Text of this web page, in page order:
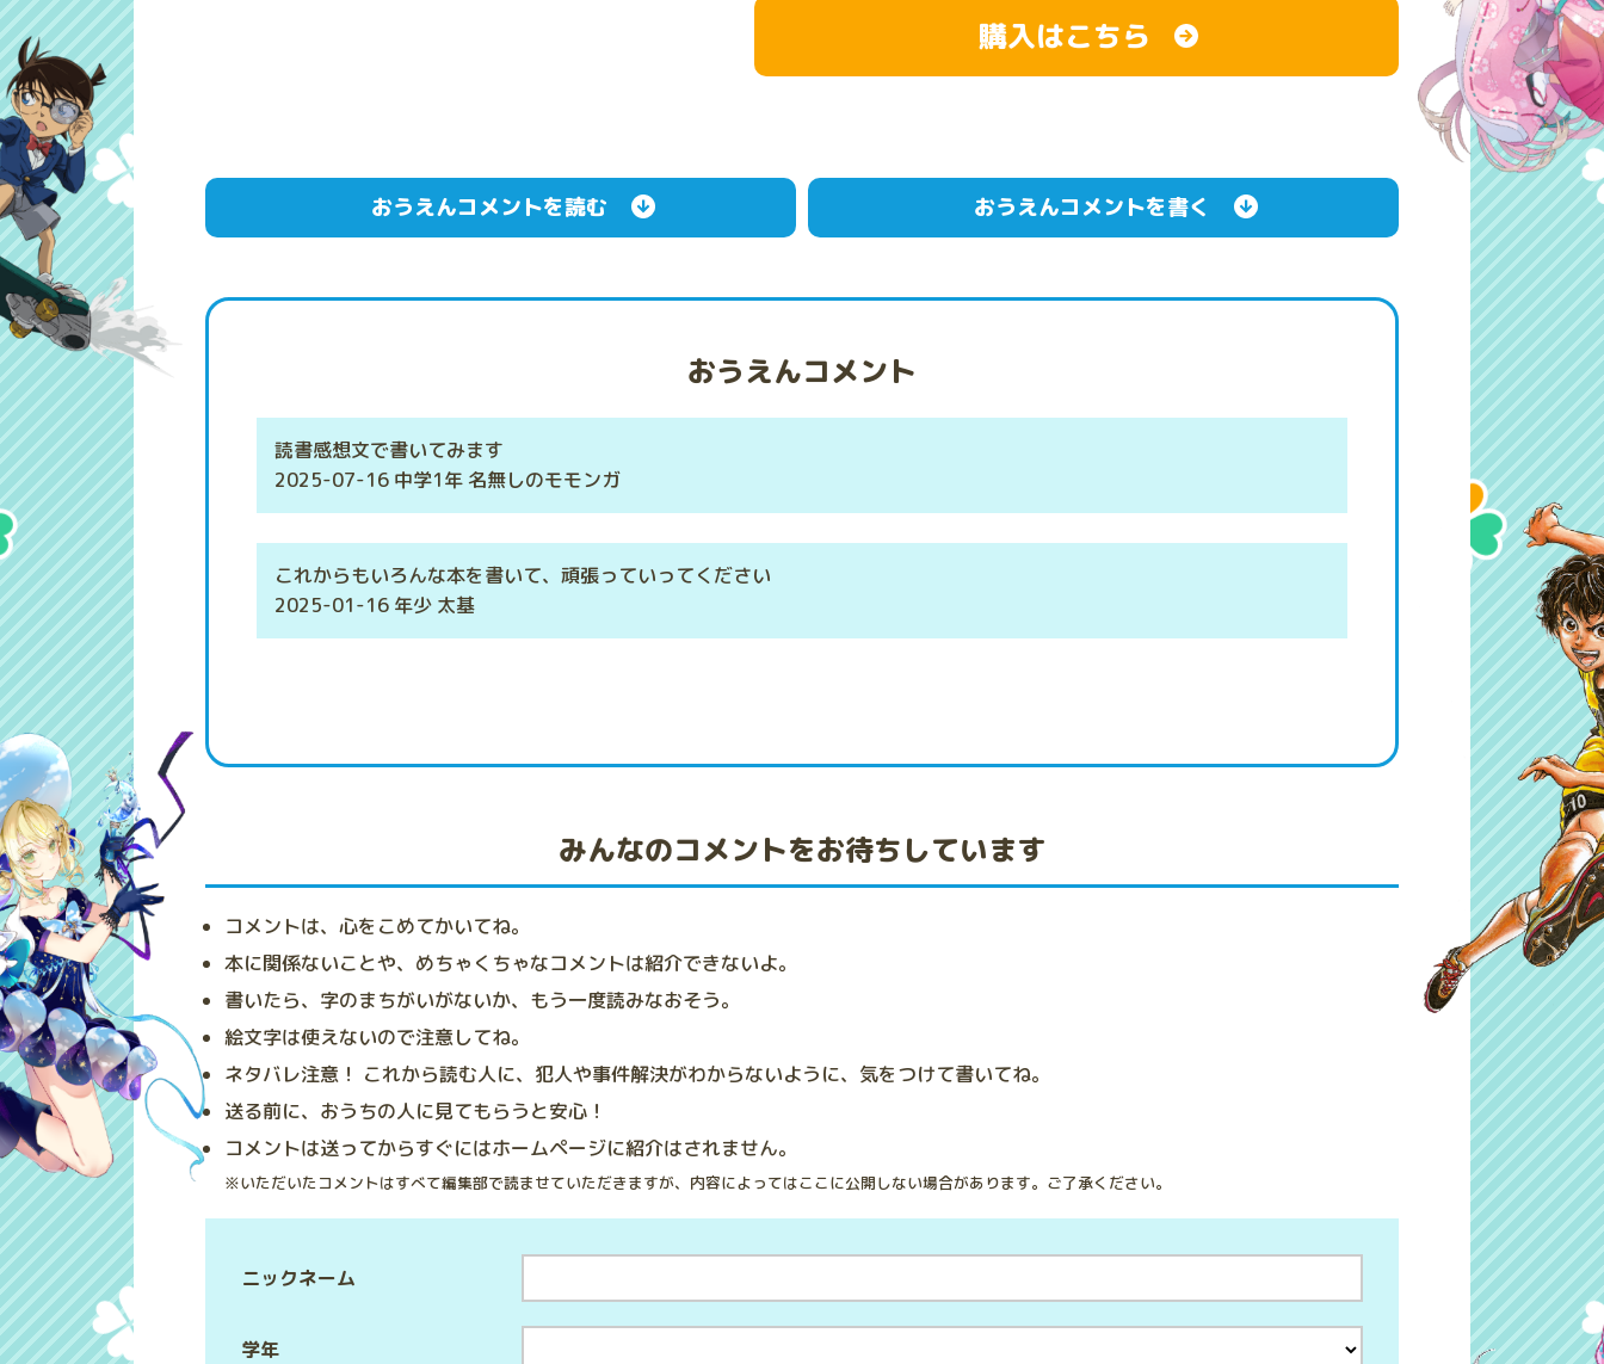
購入はこちら
おうえんコメントを読む おうえんコメントを書く
おうえんコメント
読書感想文で書いてみます
2025-07-16 中学1年 名無しのモモンガ
これからもいろんな本を書いて、頑張っていってください
2025-01-16 年少 太基
みんなのコメントをお待ちしています
コメントは、心をこめてかいてね。
本に関係ないことや、めちゃくちゃなコメントは紹介できないよ。
書いたら、字のまちがいがないか、もう一度読みなおそう。
絵文字は使えないので注意してね。
ネタバレ注意！ これから読む人に、犯人や事件解決がわからないように、気をつけて書いてね。
送る前に、おうちの人に見てもらうと安心！
コメントは送ってからすぐにはホームページに紹介はされません。
※いただいたコメントはすべて編集部で読ませていただきますが、内容によってはここに公開しない場合があります。ご了承ください。
学年
ニックネーム